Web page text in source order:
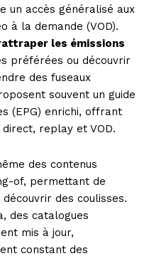
un accès généralisé aux
à la demande (VOD).
les émissions
préférées ou découvrir
des fuseaux
souvent un guide
(EPG) enrichi, offrant
replay et VOD.
des contenus
of, permettant de
des coulisses.
des catalogues
mis à jour,
constant des